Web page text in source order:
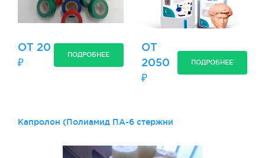
ОТ 20
₽
ПОДРОБНЕЕ
ОТ
2050
₽
ПОДРОБНЕЕ
Капролон (Полиамид ПА-6 стержни